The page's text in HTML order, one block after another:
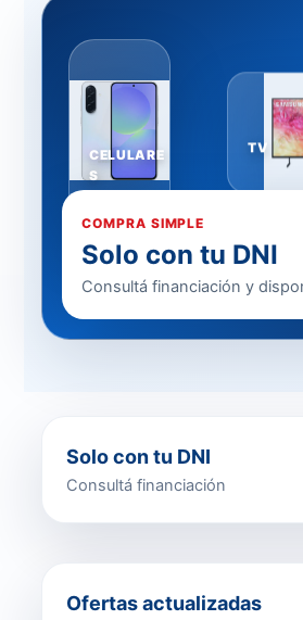
CELULARE
S
TV
COMPRA SIMPLE
Solo con tu DNI
Consultá financiación y
Solo con tu DNI
Consultá financiación
Ofertas actualizadas